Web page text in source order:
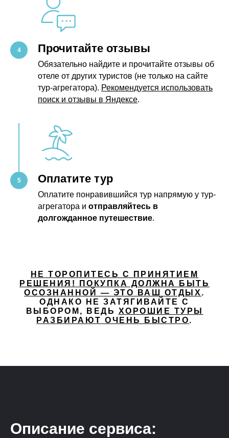
Прочитайте отзывы
Обязательно найдите и прочитайте отзывы об
отеле от других туристов (не только на сайте
тур-агрегатора). Рекомендуется использовать
поиск и отзывы в Яндексе.
Оплатите тур
Оплатите понравившийся тур напрямую у тур-
агрегатора и отправляйтесь в
долгожданное путешествие.
НЕ ТОРОПИТЕСЬ С ПРИНЯТИЕМ
РЕШЕНИЯ! ПОКУПКА ДОЛЖНА БЫТЬ
ОСОЗНАННОЙ — ЭТО ВАШ ОТДЫХ .
ОДНАКО НЕ ЗАТЯГИВАЙТЕ С
ВЫБОРОМ, ВЕДЬ ХОРОШИЕ ТУРЫ
РАЗБИРАЮТ ОЧЕНЬ БЫСТРО.
Описание сервиса: